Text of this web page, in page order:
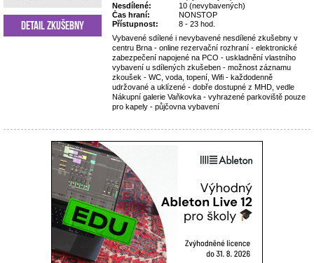
Nesdílené:
10 (nevybavených)
Čas hraní:
NONSTOP
Přístupnost:
8 - 23 hod.
Vybavené sdílené i nevybavené nesdílené zkušebny v
centru Brna - online rezervační rozhraní - elektronické
zabezpečení napojené na PCO - uskladnění vlastního
vybavení u sdílených zkušeben - možnost záznamu
zkoušek - WC, voda, topení, Wifi - každodenně
udržované a uklízené - dobře dostupné z MHD, vedle
Nákupní galerie Vaňkovka - vyhrazené parkoviště pouze
pro kapely - půjčovna vybavení
Detail zkušebny